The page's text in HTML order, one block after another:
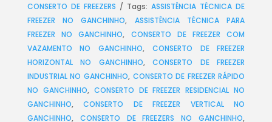
CONSERTO DE FREEZERS
Tags:ASSISTÊNCIA TÉCNICA DE
FREEZER NO GANCHINHO, ASSISTÊNCIA TÉCNICA PARA
FREEZER NO GANCHINHO, CONSERTO DE FREEZER COM
VAZAMENTO NO GANCHINHO, CONSERTO DE FREEZER
HORIZONTAL NO GANCHINHO,CONSERTO DE FREEZER
INDUSTRIAL NO GANCHINHO, CONSERTO DE FREEZER RÁPIDO
NO GANCHINHO, CONSERTO DE FREEZER RESIDENCIAL NO
GANCHINHO,CONSERTO DE FREEZER VERTICAL NO
GANCHINHO, CONSERTO DE FREEZERS NO GANCHINHO,